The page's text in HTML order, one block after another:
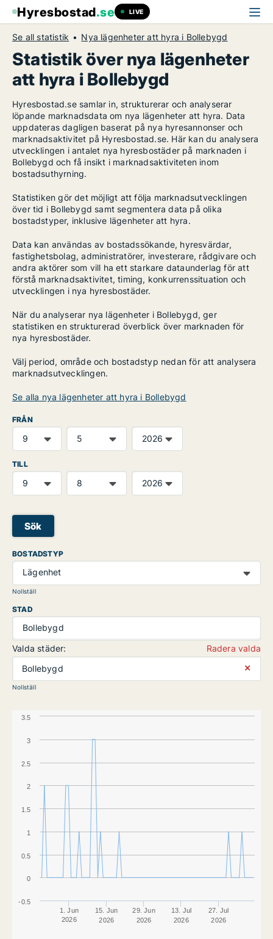
Hyresbostad.se LIVE
Se all statistik Nya lägenheter att hyra i Bollebygd
Statistik över nya lägenheter
att hyra i Bollebygd
Hyresbostad.se samlar in, strukturerar och analyserar
löpande marknadsdata om nya lägenheter att hyra. Data
uppdateras dagligen baserat på nya hyresannonser och
marknadsaktivitet på Hyresbostad.se. Här kan du analysera
utvecklingen i antalet nya hyresbostäder på marknaden i
Bollebygd och få insikt i marknadsaktiviteten inom
bostadsuthyrning.
Statistiken gör det möjligt att följa marknadsutvecklingen
över tid i Bollebygd samt segmentera data på olika
bostadstyper, inklusive lägenheter att hyra.
Data kan användas av bostadssökande, hyresvärdar,
fastighetsbolag, administratörer, investerare, rådgivare och
andra aktörer som vill ha ett starkare dataunderlag för att
förstå marknadsaktivitet, timing, konkurrenssituation och
utvecklingen i nya hyresbostäder.
När du analyserar nya lägenheter i Bollebygd, ger
statistiken en strukturerad överblick över marknaden för
nya hyresbostäder.
Välj period, område och bostadstyp nedan för att analysera
marknadsutvecklingen.
Se alla nya lägenheter att hyra i Bollebygd
FRÅN
TILL
Sök
BOSTADSTYP
Lägenhet
Nollställ
STAD
Bollebygd
Valda städer:
Radera valda
Bollebygd
⨯
Nollställ
1. Jun
2026
15. Jun
2026
29. Jun
2026
13. Jul
2026
27. Jul
2026
0
1
2
3
-0.5
0.5
1.5
2.5
3.5